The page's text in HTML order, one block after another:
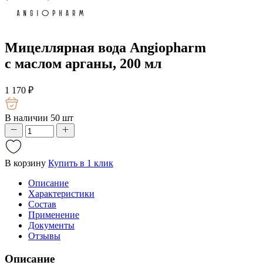
Мицеллярная вода Angiopharm
с маслом арганы, 200 мл
1 170 ₽
В наличии 50 шт
В корзину Купить в 1 клик
Описание
Характеристики
Состав
Применение
Документы
Отзывы
Описание